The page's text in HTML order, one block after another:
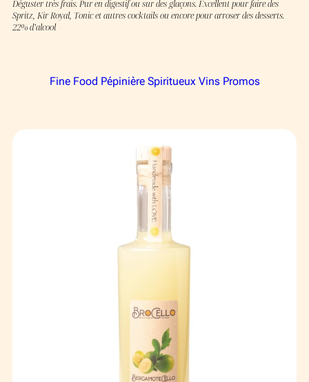
Visites
Événements
Privés
Contact
Déguster très frais. Pur en digestif ou sur des glaçons. Excellent pour faire des
Spritz, Kir Royal, Tonic et autres cocktails ou encore pour arroser des desserts.
22% d’alcool
Fine Food Pépinière Spiritueux Vins Promos